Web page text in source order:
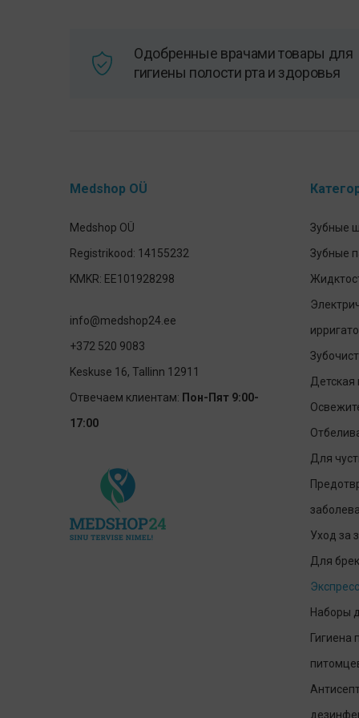
Одобренные врачами товары для
гигиены полости рта и здоровья
Medshop OÜ
Medshop OÜ
Registrikood: 14155232
KMKR: EE101928298
info@medshop24.ee
+372 520 9083
Keskuse 16, Tallinn 12911
Отвечаем клиентам: Пон-Пят 9:00-
17:00
Зубные
Зубные
Детская
Для
Уход за
Для
Наборы
Гигиена